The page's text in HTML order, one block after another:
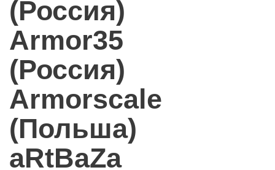
(Россия)
Armor35
(Россия)
Armorscale
(Польша)
aRtBaZa